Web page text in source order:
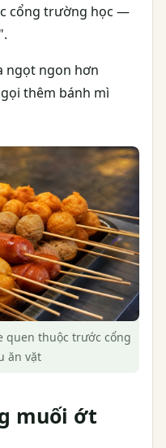
cổng trường học —
ngọt ngon hơn
thêm bánh mì
quen thuộc trước cổng
ăn vặt
muối ớt